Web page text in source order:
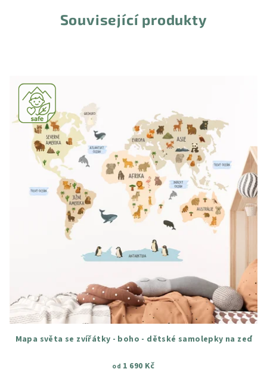
Související produkty
Mapa světa se zvířátky - boho - dětské samolepky na zeď
od 1 690 Kč